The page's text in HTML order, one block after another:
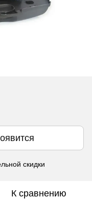
скидки
К сравнению